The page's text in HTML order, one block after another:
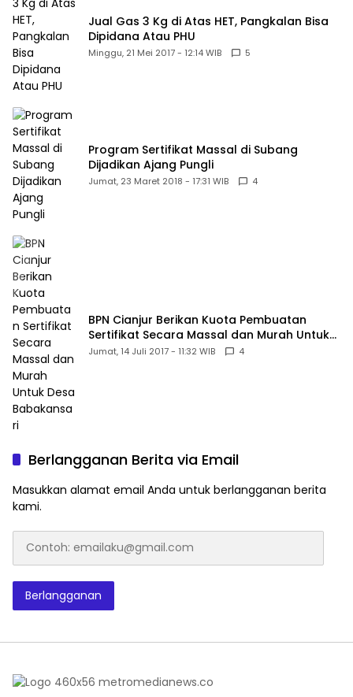
Jual Gas 3 Kg di Atas HET, Pangkalan Bisa
Dipidana Atau PHU
Minggu, 21 Mei 2017 - 12:14 WIB 5
Program Sertifikat Massal di Subang
Dijadikan Ajang Pungli
Jumat, 23 Maret 2018 - 17:31 WIB 4
BPN Cianjur Berikan Kuota Pembuatan
Sertifikat Secara Massal dan Murah Untuk
Desa Babakansari
Jumat, 14 Juli 2017 - 11:32 WIB 4
Berlangganan Berita via Email
Masukkan alamat email Anda untuk berlangganan berita
kami.
emailaku@gmail.com
Berlangganan